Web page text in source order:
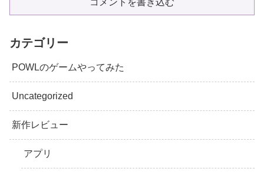
コメントを書き込む
カテゴリー
POWLのゲームやってみた
Uncategorized
新作レビュー
アプリ